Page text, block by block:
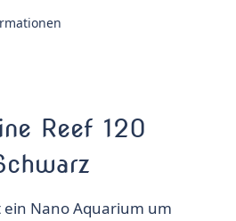
Reef 120
ein Nano Aquarium um